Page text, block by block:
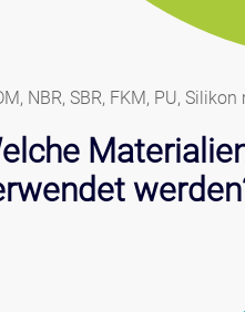
NBR, SBR, FKM, PU,